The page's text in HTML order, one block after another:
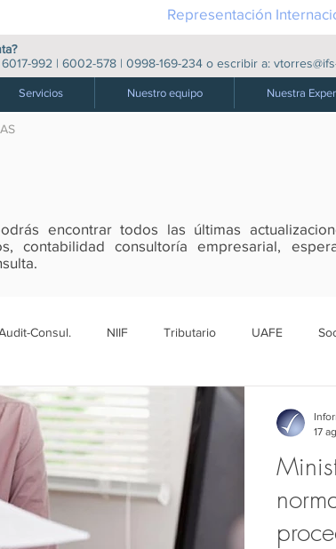
Servicios Nuestro equipo Nuestra
6017-992 | 6002-578 | 0998-169-234 o escribir a:
Representación
encontrar todos las últimas
contabilidad consultoría empresarial,
Consul. NIIF Tributario UAFE
Comercio exterior
Derecho Público
17